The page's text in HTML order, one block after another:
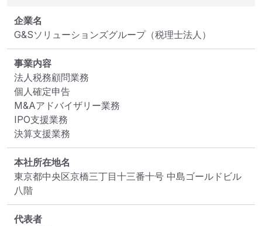
企業名
G&Sソリューションズグループ（税理士法人）
事業内容
法人税務顧問業務
個人確定申告
M&Aアドバイザリー業務
IPO支援業務
決算支援業務
本社所在地名
東京都中央区京橋三丁目十三番十号 中島ゴールドビル
八階
代表者